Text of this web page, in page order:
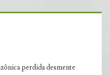
perdida desmente